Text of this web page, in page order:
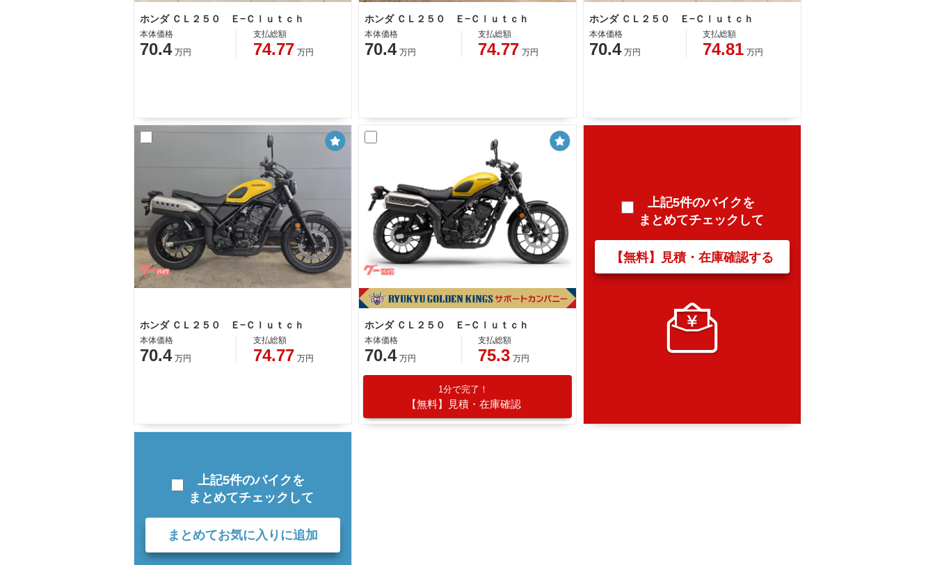
ホンダ ＣＬ２５０ Ｅ−Ｃｌｕｔｃｈ
本体価格
70.4 万円
支払総額
74.77 万円
ホンダ ＣＬ２５０ Ｅ−Ｃｌｕｔｃｈ
本体価格
70.4 万円
支払総額
74.77 万円
ホンダ ＣＬ２５０ Ｅ−Ｃｌｕｔｃｈ
本体価格
70.4 万円
支払総額
74.81 万円
ホンダ ＣＬ２５０ Ｅ−Ｃｌｕｔｃｈ
本体価格
70.4 万円
支払総額
74.77 万円
ホンダ ＣＬ２５０ Ｅ−Ｃｌｕｔｃｈ
本体価格
70.4 万円
支払総額
75.3 万円
1分で完了！
【無料】見積・在庫確認
上記5件のバイクを
まとめてチェックして
【無料】見積・在庫確認する
上記5件のバイクを
まとめてチェックして
まとめてお気に入りに追加